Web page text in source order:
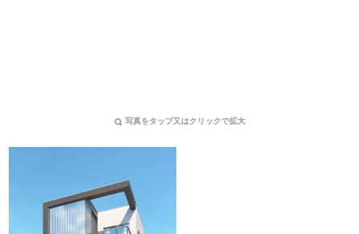
写真をタップ又はクリックで拡大